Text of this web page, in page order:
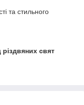
та стильного
різдвяних свят